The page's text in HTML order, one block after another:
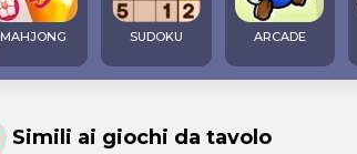
MAHJONG SUDOKU ARCADE
Simili ai giochi da tavolo